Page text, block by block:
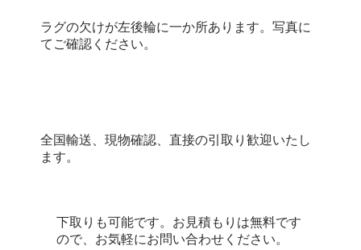
ラグの欠けが左後輪に一か所あります。写真に
てご確認ください。
全国輸送、現物確認、直接の引取り歓迎いたし
ます。
下取りも可能です。お見積もりは無料です
ので、お気軽にお問い合わせください。